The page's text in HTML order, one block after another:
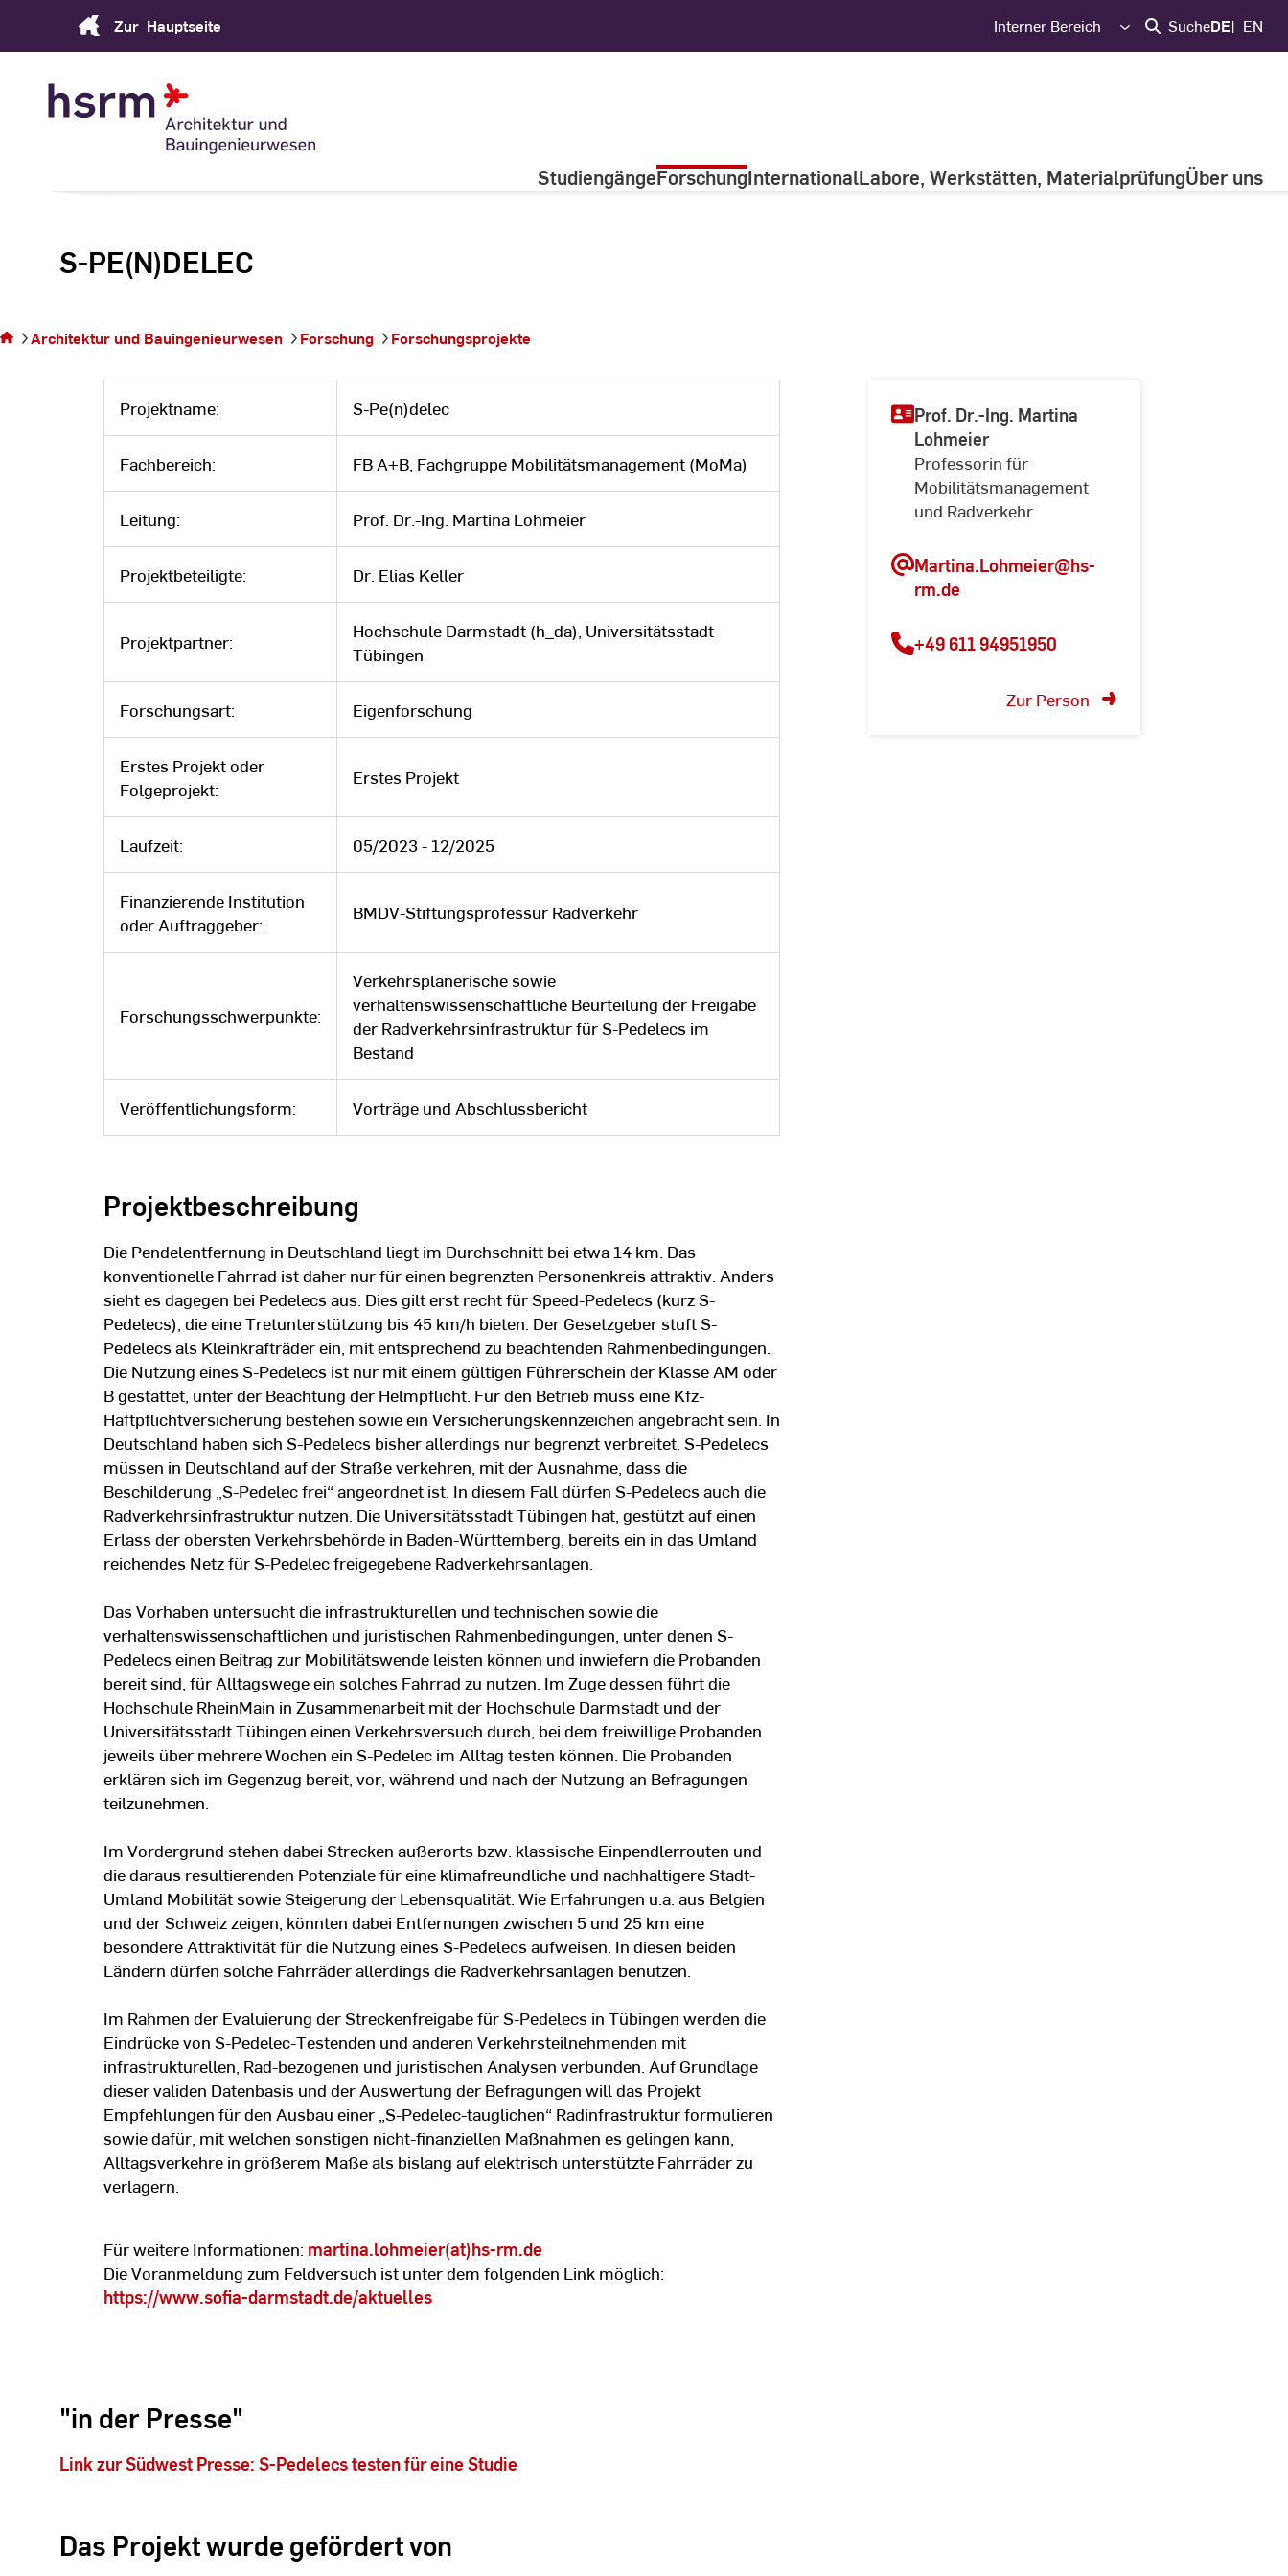
Zur Hauptseite Interner Bereich SucheDE EN
StudiengängeForschungInternationalLabore, Werkstätten, MaterialprüfungÜber uns
S-PE(N)DELEC
sich aufArchitektur und Bauingenieurwesen Forschung Forschungsprojekte
Projektname: S-Pe(n)delec
Fachbereich: FB A+B, Fachgruppe Mobilitätsmanagement (MoMa)
Leitung: Prof. Dr.-Ing. Martina Lohmeier
Projektbeteiligte: Dr. Elias Keller
Projektpartner:
Hochschule Darmstadt (h_da), Universitätsstadt
Tübingen
Forschungsart: Eigenforschung
Erstes Projekt oder
Folgeprojekt:
Erstes Projekt
Laufzeit: 05/2023 - 12/2025
Finanzierende Institution
oder Auftraggeber:
BMDV-Stiftungsprofessur Radverkehr
Forschungsschwerpunkte:
Verkehrsplanerische sowie
verhaltenswissenschaftliche Beurteilung der Freigabe
der Radverkehrsinfrastruktur für S-Pedelecs im
Bestand
Veröffentlichungsform: Vorträge und Abschlussbericht
Projektbeschreibung
Die Pendelentfernung in Deutschland liegt im Durchschnitt bei etwa 14 km. Das
konventionelle Fahrrad ist daher nur für einen begrenzten Personenkreis attraktiv. Anders
sieht es dagegen bei Pedelecs aus. Dies gilt erst recht für Speed-Pedelecs (kurz S-
Pedelecs), die eine Tretunterstützung bis 45 km/h bieten. Der Gesetzgeber stuft S-
Pedelecs als Kleinkrafträder ein, mit entsprechend zu beachtenden Rahmenbedingungen.
Die Nutzung eines S-Pedelecs ist nur mit einem gültigen Führerschein der Klasse AM oder
B gestattet, unter der Beachtung der Helmpflicht. Für den Betrieb muss eine Kfz-
Haftpflichtversicherung bestehen sowie ein Versicherungskennzeichen angebracht sein. In
Deutschland haben sich S-Pedelecs bisher allerdings nur begrenzt verbreitet. S-Pedelecs
müssen in Deutschland auf der Straße verkehren, mit der Ausnahme, dass die
Beschilderung „S-Pedelec frei“ angeordnet ist. In diesem Fall dürfen S-Pedelecs auch die
Radverkehrsinfrastruktur nutzen. Die Universitätsstadt Tübingen hat, gestützt auf einen
Erlass der obersten Verkehrsbehörde in Baden-Württemberg, bereits ein in das Umland
reichendes Netz für S-Pedelec freigegebene Radverkehrsanlagen.
Das Vorhaben untersucht die infrastrukturellen und technischen sowie die
verhaltenswissenschaftlichen und juristischen Rahmenbedingungen, unter denen S-
Pedelecs einen Beitrag zur Mobilitätswende leisten können und inwiefern die Probanden
bereit sind, für Alltagswege ein solches Fahrrad zu nutzen. Im Zuge dessen führt die
Hochschule RheinMain in Zusammenarbeit mit der Hochschule Darmstadt und der
Universitätsstadt Tübingen einen Verkehrsversuch durch, bei dem freiwillige Probanden
jeweils über mehrere Wochen ein S-Pedelec im Alltag testen können. Die Probanden
erklären sich im Gegenzug bereit, vor, während und nach der Nutzung an Befragungen
teilzunehmen.
Im Vordergrund stehen dabei Strecken außerorts bzw. klassische Einpendlerrouten und
die daraus resultierenden Potenziale für eine klimafreundliche und nachhaltigere Stadt-
Umland Mobilität sowie Steigerung der Lebensqualität. Wie Erfahrungen u.a. aus Belgien
und der Schweiz zeigen, könnten dabei Entfernungen zwischen 5 und 25 km eine
besondere Attraktivität für die Nutzung eines S-Pedelecs aufweisen. In diesen beiden
Ländern dürfen solche Fahrräder allerdings die Radverkehrsanlagen benutzen.
Im Rahmen der Evaluierung der Streckenfreigabe für S-Pedelecs in Tübingen werden die
Eindrücke von S-Pedelec-Testenden und anderen Verkehrsteilnehmenden mit
infrastrukturellen, Rad-bezogenen und juristischen Analysen verbunden. Auf Grundlage
dieser validen Datenbasis und der Auswertung der Befragungen will das Projekt
Empfehlungen für den Ausbau einer „S-Pedelec-tauglichen“ Radinfrastruktur formulieren
sowie dafür, mit welchen sonstigen nicht-finanziellen Maßnahmen es gelingen kann,
Alltagsverkehre in größerem Maße als bislang auf elektrisch unterstützte Fahrräder zu
verlagern.
Für weitere Informationen: martina.lohmeier(at)hs-rm.de
Die Voranmeldung zum Feldversuch ist unter dem folgenden Link möglich:
https://www.sofia-darmstadt.de/aktuelles
Prof. Dr.-Ing. Martina
Lohmeier
Professorin für
Mobilitätsmanagement
und Radverkehr
Martina.Lohmeier@hs-
rm.de
+49 611 94951950
Zur Person
"in der Presse"
Link zur Südwest Presse: S-Pedelecs testen für eine Studie
Das Projekt wurde gefördert von